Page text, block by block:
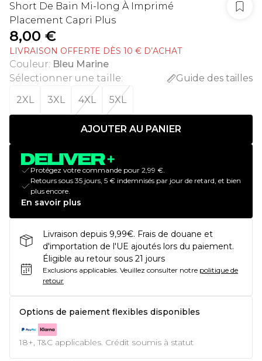
Short De Bain Mi-long À Imprimé
Placement Capri Plus
8,00 €
LIVRAISON OFFERTE DÈS 10 € D’ACHAT
Couleur: Bleu Marine
Sélectionner une taille:
Guide des tailles
2XL
3XL 4XL 5XL
AJOUTER AU PANIER
Protégez votre commande pour 2,99 €.
Retours sous 35 jours, 5 € indemnisés par jour de retard, et bien
plus encore.
En savoir plus
Livraison depuis 9,99€. Frais de douane et
d'importation de l'UE ajoutés lors du paiement.
Éligible au retour sous 21 jours
Exclusions applicables. Veuillez consulter notre politique de
retour
Options de paiement flexibles disponibles
18+, T&C applicables. Crédit soumis à statut